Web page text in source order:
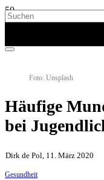
Foto: Unsplash
Häufige
bei
Dirk de Pol, 11. März 2020
Gesundheit